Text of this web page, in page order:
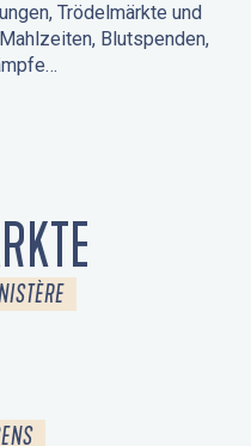
Trödelmärkte und
Blutspenden,